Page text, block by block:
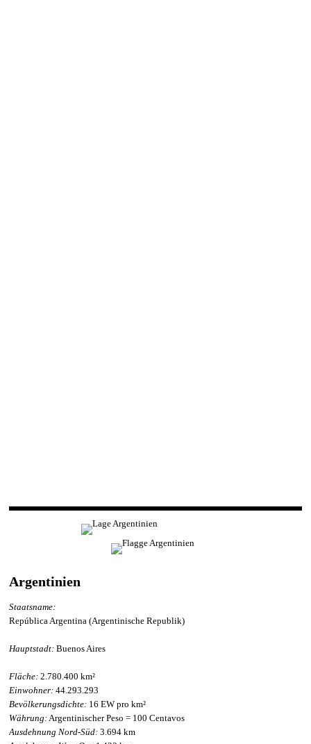
Argentinien
Staatsname:
República Argentina (Argentinische Republik)
Hauptstadt: Buenos Aires
Fläche: 2.780.400 km²
Einwohner: 44.293.293
Bevölkerungsdichte: 16 EW pro km²
Währung: Argentinischer Peso = 100 Centavos
Ausdehnung Nord-Süd: 3.694 km